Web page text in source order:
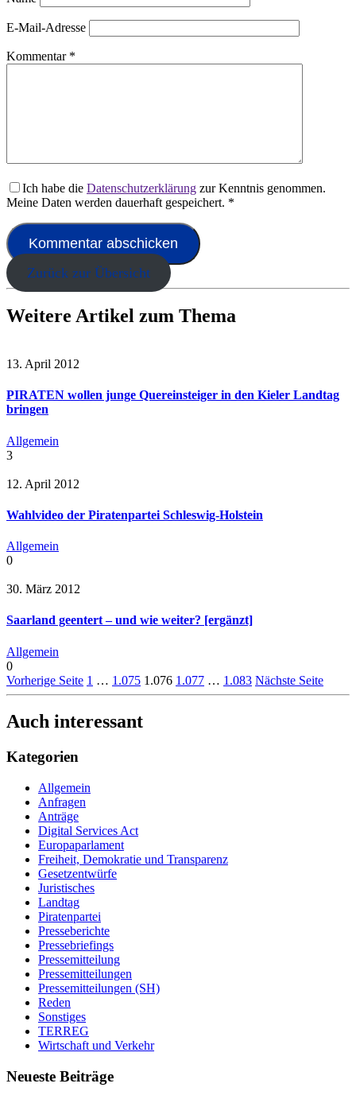
E-Mail-Adresse
Kommentar *
Ich habe die Datenschutzerklärung zur Kenntnis genommen.
Meine Daten werden dauerhaft gespeichert. *
Zurück zur Übersicht
Weitere Artikel zum Thema
13. April 2012
PIRATEN wollen junge Quereinsteiger in den Kieler Landtag
bringen
Allgemein
3
12. April 2012
Wahlvideo der Piratenpartei Schleswig-Holstein
Allgemein
0
30. März 2012
Saarland geentert – und wie weiter? [ergänzt]
Allgemein
0
Vorherige Seite 1 … 1.075 1.076 1.077 … 1.083 Nächste Seite
Auch interessant
Kategorien
Allgemein
Anfragen
Anträge
Digital Services Act
Europaparlament
Freiheit, Demokratie und Transparenz
Gesetzentwürfe
Juristisches
Landtag
Piratenpartei
Presseberichte
Pressebriefings
Pressemitteilung
Pressemitteilungen
Pressemitteilungen (SH)
Reden
Sonstiges
TERREG
Wirtschaft und Verkehr
Neueste Beiträge